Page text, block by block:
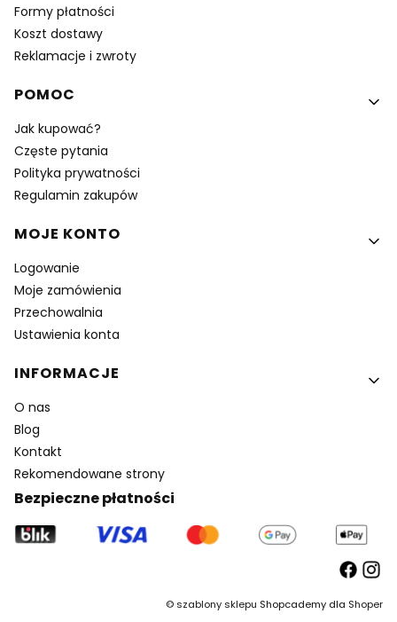
Formy płatności
Koszt dostawy
Reklamacje i zwroty
POMOC
Jak kupować?
Częste pytania
Polityka prywatności
Regulamin zakupów
MOJE KONTO
Logowanie
Moje zamówienia
Przechowalnia
Ustawienia konta
INFORMACJE
O nas
Blog
Kontakt
Rekomendowane strony
Bezpieczne płatności
©szablony sklepu Shopcademy dla Shoper